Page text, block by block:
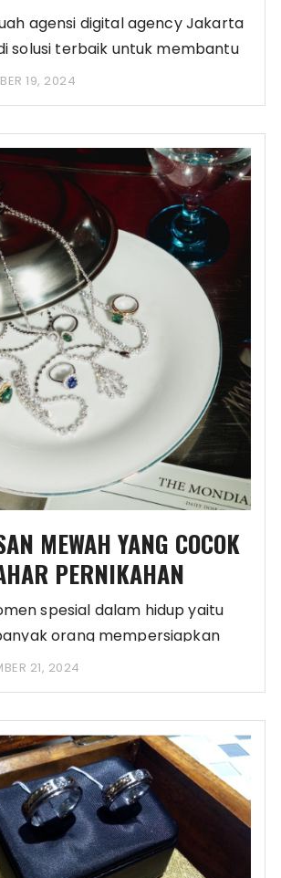
agensi digital agency Jakarta
solusi terbaik untuk membantu
target
19, 2024
MEWAH YANG COCOK
PERNIKAHAN
spesial dalam hidup yaitu
orang mempersiapkan
Salah satu yang
21, 2024